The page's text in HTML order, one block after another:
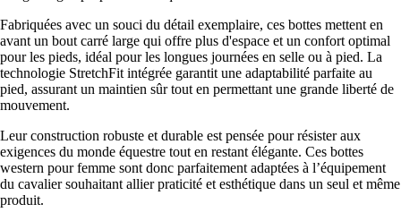
Fabriquées avec un souci du détail exemplaire, ces bottes mettent en
avant un bout carré large qui offre plus d'espace et un confort optimal
pour les pieds, idéal pour les longues journées en selle ou à pied. La
technologie StretchFit intégrée garantit une adaptabilité parfaite au
pied, assurant un maintien sûr tout en permettant une grande liberté de
mouvement.
Leur construction robuste et durable est pensée pour résister aux
exigences du monde équestre tout en restant élégante. Ces bottes
western pour femme sont donc parfaitement adaptées à l’équipement
du cavalier souhaitant allier praticité et esthétique dans un seul et même
produit.